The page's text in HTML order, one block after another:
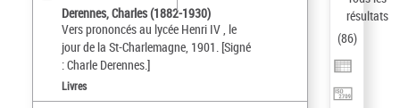
Derennes, Charles (1882-1930)
Vers prononcés au lycée Henri IV , le
jour de la St-Charlemagne, 1901. [Signé
: Charle Derennes.]
Livres
résultats
(86)